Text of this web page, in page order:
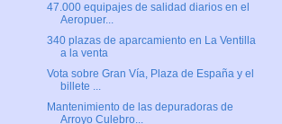
47.000 equipajes de salidad diarios en el
Aeropuer...
340 plazas de aparcamiento en La Ventilla
a la venta
Vota sobre Gran Vía, Plaza de España y el
billete ...
Mantenimiento de las depuradoras de
Arroyo Culebro...